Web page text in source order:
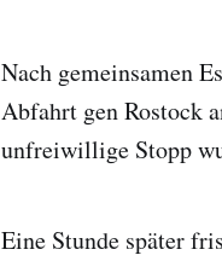
Nach gemeinsamen
Abfahrt gen Rostock
unfreiwillige Stopp
Eine Stunde später